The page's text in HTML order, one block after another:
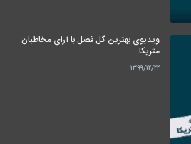
ویدیوی بهترین گل فصل با آرای مخاطبان
متریکا
۱۳۹۹/۱۲/۲۲